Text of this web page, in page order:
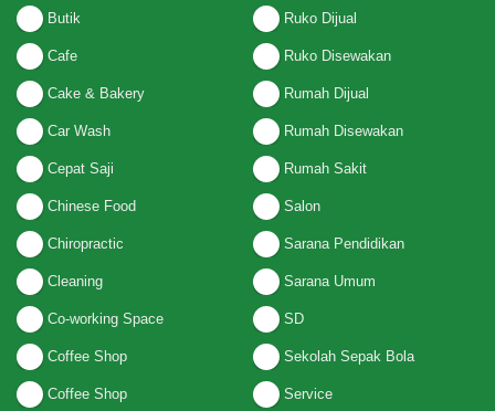
Butik
Cafe
Cake & Bakery
Car Wash
Cepat Saji
Chinese Food
Chiropractic
Cleaning
Co-working Space
Coffee Shop
Coffee Shop
Ruko Dijual
Ruko Disewakan
Rumah Dijual
Rumah Disewakan
Rumah Sakit
Salon
Sarana Pendidikan
Sarana Umum
SD
Sekolah Sepak Bola
Service